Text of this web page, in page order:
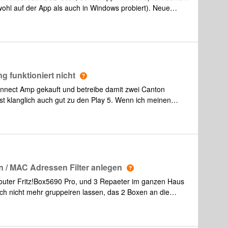
auf der App als auch in Windows probiert). Neue
in der MB nicht auf.Was kann ich noch
funktioniert nicht
Amp gekauft und betreibe damit zwei Canton
klanglich auch gut zu den Play 5. Wenn ich meinen
kommt für einen kurzen Moment der Bass aus
mal einfach einen anderen Verstärker an den Sub
Effekt. Kurz kam der Bassanteil aus dem Verstärker und
/ MAC Adressen Filter anlegen
Fritz!Box5690 Pro, und 3 Repaeter im ganzen Haus
nicht mehr gruppeiren lassen, das 2 Boxen an die
Laut Sonos Support kann man einen MAC Filter /
dabei jemand von euch helfen? Das wäre ganz toll.